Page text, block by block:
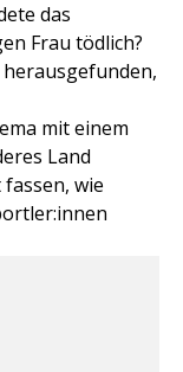
das
Frau tödlich?
mit einem
Land
wie